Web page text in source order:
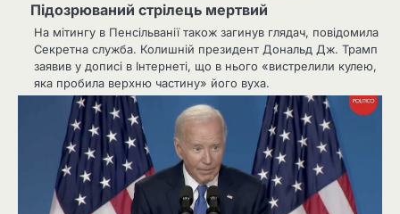
Підозрюваний стрілець мертвий
На мітингу в Пенсільванії також загинув глядач, повідомила
Секретна служба. Колишній президент Дональд Дж. Трамп
заявив у дописі в Інтернеті, що в нього «вистрелили кулею,
яка пробила верхню частину» його вуха.